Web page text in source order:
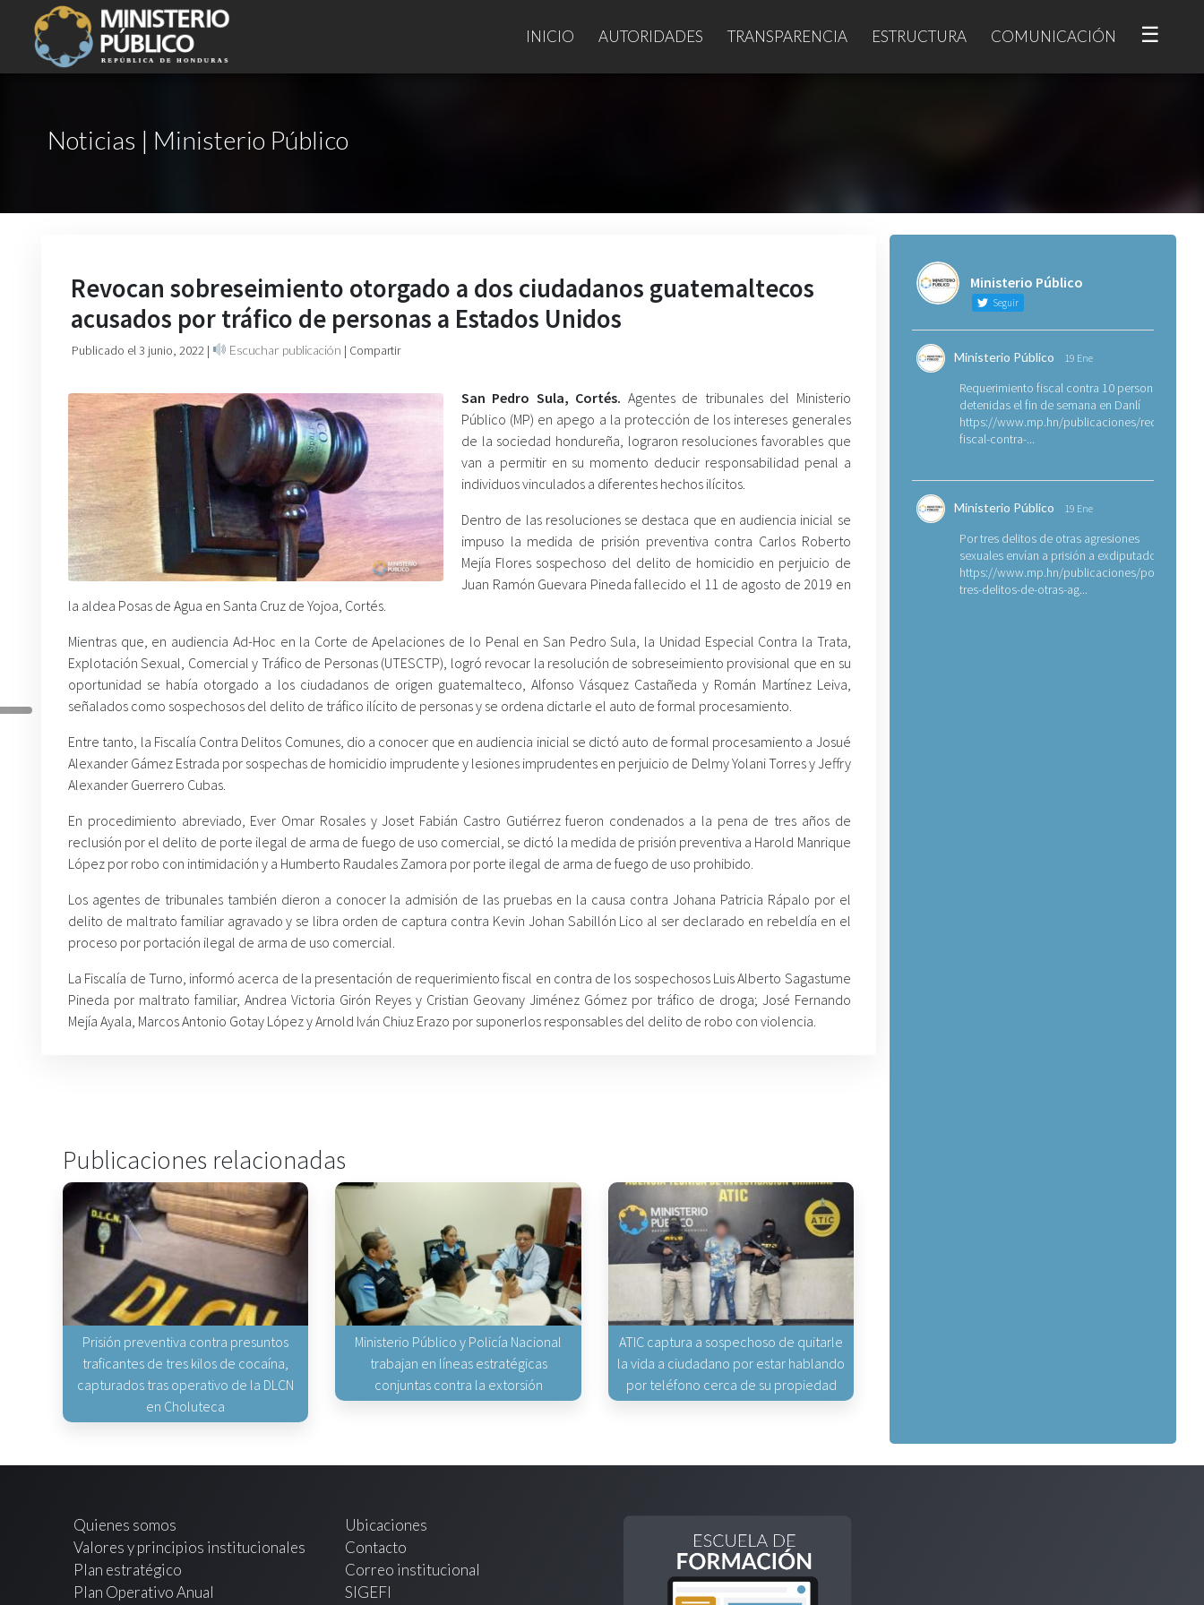
INICIO AUTORIDADES TRANSPARENCIA ESTRUCTURA COMUNICACIÓN ☰
Noticias | Ministerio Público
Revocan sobreseimiento otorgado a dos ciudadanos guatemaltecos
acusados por tráfico de personas a Estados Unidos
Publicado el 3 junio, 2022 | Escuchar publicación | Compartir
San Pedro Sula, Cortés. Agentes de tribunales del Ministerio
Público (MP) en apego a la protección de los intereses generales
de la sociedad hondureña, lograron resoluciones favorables que
van a permitir en su momento deducir responsabilidad penal a
individuos vinculados a diferentes hechos ilícitos.
Dentro de las resoluciones se destaca que en audiencia inicial se
impuso la medida de prisión preventiva contra Carlos Roberto
Mejía Flores sospechoso del delito de homicidio en perjuicio de
Juan Ramón Guevara Pineda fallecido el 11 de agosto de 2019 en
la aldea Posas de Agua en Santa Cruz de Yojoa, Cortés.
Mientras que, en audiencia Ad-Hoc en la Corte de Apelaciones de lo Penal en San Pedro Sula, la Unidad Especial Contra la Trata,
Explotación Sexual, Comercial y Tráfico de Personas (UTESCTP), logró revocar la resolución de sobreseimiento provisional que en su
oportunidad se había otorgado a los ciudadanos de origen guatemalteco, Alfonso Vásquez Castañeda y Román Martínez Leiva,
señalados como sospechosos del delito de tráfico ilícito de personas y se ordena dictarle el auto de formal procesamiento.
Entre tanto, la Fiscalía Contra Delitos Comunes, dio a conocer que en audiencia inicial se dictó auto de formal procesamiento a Josué
Alexander Gámez Estrada por sospechas de homicidio imprudente y lesiones imprudentes en perjuicio de Delmy Yolani Torres y Jeffry
Alexander Guerrero Cubas.
En procedimiento abreviado, Ever Omar Rosales y Joset Fabián Castro Gutiérrez fueron condenados a la pena de tres años de
reclusión por el delito de porte ilegal de arma de fuego de uso comercial, se dictó la medida de prisión preventiva a Harold Manrique
López por robo con intimidación y a Humberto Raudales Zamora por porte ilegal de arma de fuego de uso prohibido.
Los agentes de tribunales también dieron a conocer la admisión de las pruebas en la causa contra Johana Patricia Rápalo por el
delito de maltrato familiar agravado y se libra orden de captura contra Kevin Johan Sabillón Lico al ser declarado en rebeldía en el
proceso por portación ilegal de arma de uso comercial.
La Fiscalía de Turno, informó acerca de la presentación de requerimiento fiscal en contra de los sospechosos Luis Alberto Sagastume
Pineda por maltrato familiar, Andrea Victoria Girón Reyes y Cristian Geovany Jiménez Gómez por tráfico de droga; José Fernando
Mejía Ayala, Marcos Antonio Gotay López y Arnold Iván Chiuz Erazo por suponerlos responsables del delito de robo con violencia.
Publicaciones relacionadas
Prisión preventiva contra presuntos
traficantes de tres kilos de cocaína,
capturados tras operativo de la DLCN
en Choluteca
Ministerio Público y Policía Nacional
trabajan en líneas estratégicas
conjuntas contra la extorsión
ATIC captura a sospechoso de quitarle
la vida a ciudadano por estar hablando
por teléfono cerca de su propiedad
Ministerio Público
Seguir
Ministerio Público 19 Ene
Requerimiento fiscal contra 10 personas
detenidas el fin de semana en Danlí
https://www.mp.hn/publicaciones/
fiscal-contra-...
Ministerio Público 19 Ene
Por tres delitos de otras agresiones
sexuales envían a prisión a exdiputado
https://www.mp.hn/publicaciones/por-
tres-delitos-de-otras-ag...
Quienes somos
Valores y principios institucionales
Plan estratégico
Plan Operativo Anual
Ubicaciones
Contacto
Correo institucional
SIGEFI